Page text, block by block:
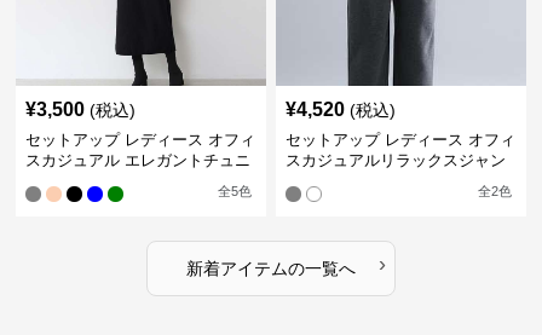
¥3,500 (税込)
セットアップ レディース オフィ
スカジュアル エレガントチュニ
全5色
¥4,520 (税込)
セットアップ レディース オフィ
スカジュアルリラックスジャン
全2色
新着アイテムの一覧へ ›